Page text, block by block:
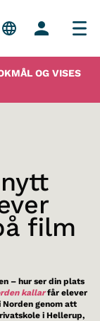
OG VISES
film
– hur ser din plats
kallarfår elever
genom att
i Hellerup,